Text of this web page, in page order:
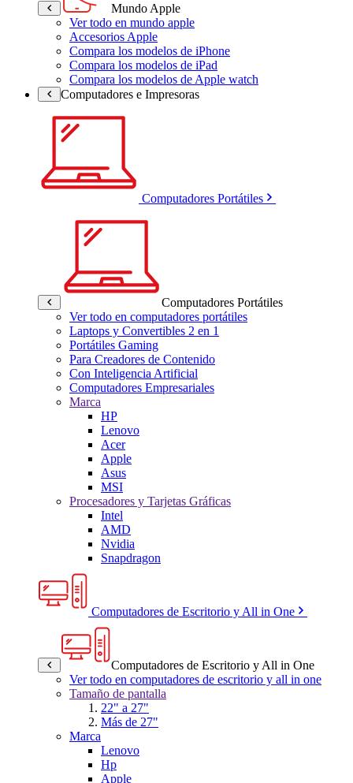
Mundo Apple
Ver todo en mundo apple
Accesorios Apple
Compara los modelos de iPhone
Compara los modelos de iPad
Compara los modelos de Apple watch
Computadores e Impresoras
Computadores Portátiles
Computadores Portátiles
Ver todo en computadores portátiles
Laptops y Convertibles 2 en 1
Portátiles Gaming
Para Creadores de Contenido
Con Inteligencia Artificial
Computadores Empresariales
Marca
HP
Lenovo
Acer
Apple
Asus
MSI
Procesadores y Tarjetas Gráficas
Intel
AMD
Nvidia
Snapdragon
Computadores de Escritorio y All in One
Computadores de Escritorio y All in One
Ver todo en computadores de escritorio y all in one
Tamaño de pantalla
22" a 27"
Más de 27"
Marca
Lenovo
Hp
Apple